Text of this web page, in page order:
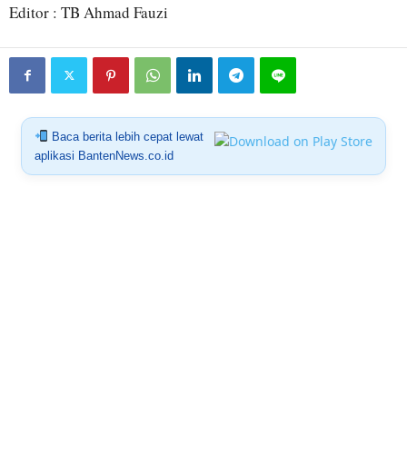
Editor : TB Ahmad Fauzi
Baca berita lebih cepat lewat
aplikasi BantenNews.co.id